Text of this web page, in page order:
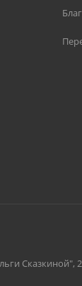
Сказкиной",